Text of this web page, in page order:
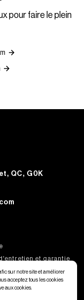
sur notre site et améliorer
acceptez tous les cookies
aux cookies.
pour faire le plein
QC, G0K
et garantie
partenaire Miralis